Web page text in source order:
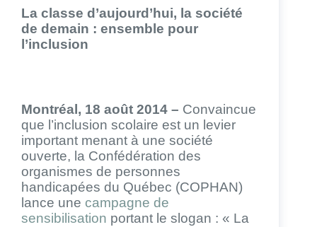
La classe d’aujourd’hui, la société
de demain : ensemble pour
l’inclusion
Montréal, 18 août 2014 – Convaincue
que l’inclusion scolaire est un levier
important menant à une société
ouverte, la Confédération des
organismes de personnes
handicapées du Québec (COPHAN)
lance une campagne de
sensibilisation portant le slogan : « La